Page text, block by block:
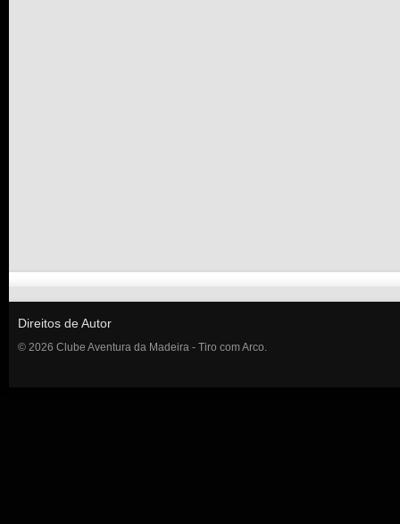
Direitos de Autor
© 2026 Clube Aventura da Madeira - Tiro com Arco.